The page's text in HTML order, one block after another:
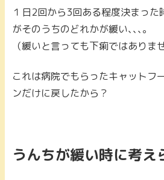
１日2回から3回ある程度決まった
がそのうちのどれかが緩い､､､。
（緩いと言っても下痢ではありま
これは病院でもらったキャットフ
ンだけに戻したから？
うんちが緩い時に考え